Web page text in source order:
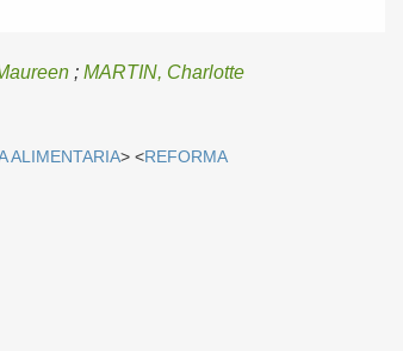
;MARTIN, Charlotte
ALIMENTARIA> <REFORMA